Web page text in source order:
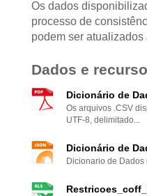
Os dados
processo de
podem ser
Dados e
Dicionário de
Os arquivos .CSV
UTF-8, delimitado...
Dicionário de
Dicionario de Dados